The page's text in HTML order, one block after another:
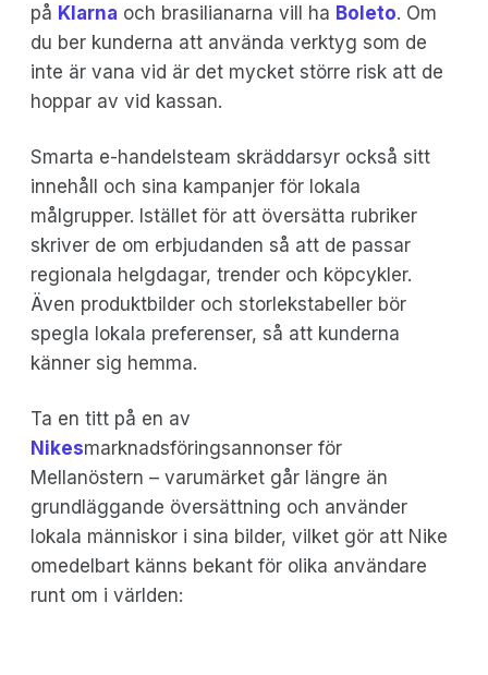
på Klarna och brasilianarna vill ha Boleto. Om
du ber kunderna att använda verktyg som de
inte är vana vid är det mycket större risk att de
hoppar av vid kassan.
Smarta e-handelsteam skräddarsyr också sitt
innehåll och sina kampanjer för lokala
målgrupper. Istället för att översätta rubriker
skriver de om erbjudanden så att de passar
regionala helgdagar, trender och köpcykler.
Även produktbilder och storlekstabeller bör
spegla lokala preferenser, så att kunderna
känner sig hemma.
Ta en titt på en av
Nikesmarknadsföringsannonser för
Mellanöstern – varumärket går längre än
grundläggande översättning och använder
lokala människor i sina bilder, vilket gör att Nike
omedelbart känns bekant för olika användare
runt om i världen: